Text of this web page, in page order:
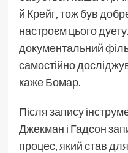
й Крейг, тож був
настроєм цього
документальний
самостійно
каже Бомар.
Після запису
Джекман і Гадсон
процес, який став